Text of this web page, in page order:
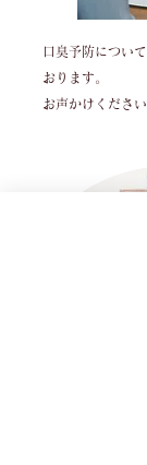
口臭予防につい
おります。
お声かけください